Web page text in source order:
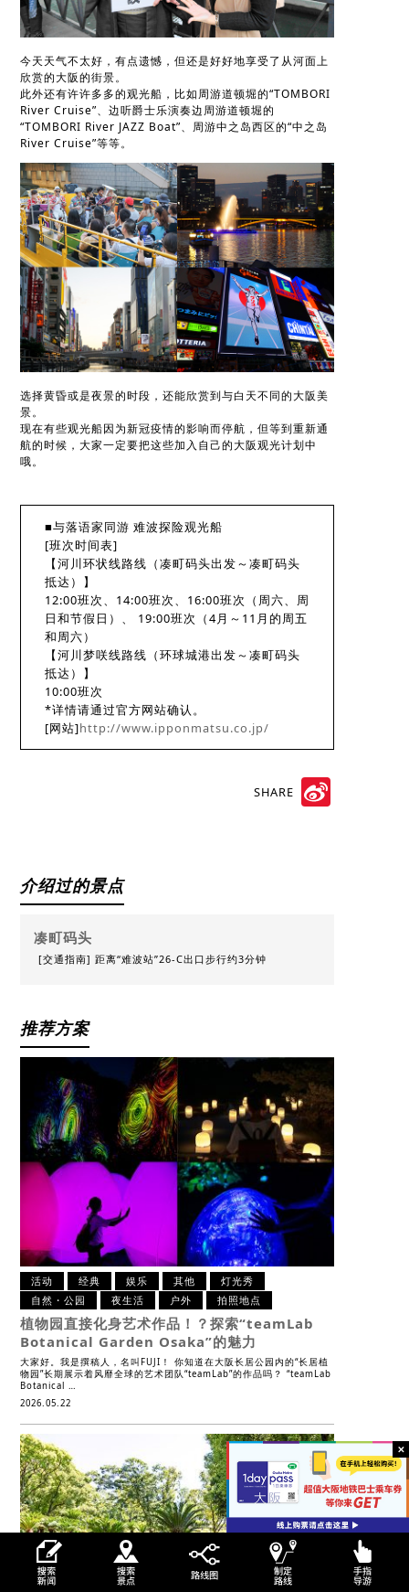
今天天气不太好，有点遗憾，但还是好好地享受了从河面上
欣赏的大阪的街景。
此外还有许许多多的观光船，比如周游道顿堀的“TOMBORI
River Cruise”、边听爵士乐演奏边周游道顿堀的
“TOMBORI River JAZZ Boat”、周游中之岛西区的“中之岛
River Cruise”等等。
选择黄昏或是夜景的时段，还能欣赏到与白天不同的大阪美
景。
现在有些观光船因为新冠疫情的影响而停航，但等到重新通
航的时候，大家一定要把这些加入自己的大阪观光计划中
哦。
■与落语家同游 难波探险观光船
[班次时间表]
【河川环状线路线（凑町码头出发～凑町码头
抵达）】
12:00班次、14:00班次、16:00班次（周六、周
日和节假日）、 19:00班次（4月～11月的周五
和周六）
【河川梦咲线路线（环球城港出发～凑町码头
抵达）】
10:00班次
*详情请通过官方网站确认。
[网站]http://www.ipponmatsu.co.jp/
SHARE
介绍过的景点
凑町码头
[交通指南] 距离“难波站”26-C出口步行约3分钟
推荐方案
活动 经典 娱乐 其他
灯光秀
自然・公园
夜生活 户外 拍照地点
植物园直接化身艺术作品！？探索“teamLab
Botanical Garden Osaka”的魅力
大家好。我是撰稿人，名叫FUJI！ 你知道在大阪长居公园内的“长居植
物园”长期展示着风靡全球的艺术团队“teamLab”的作品吗？ “teamLab
Botanical …
2026.05.22